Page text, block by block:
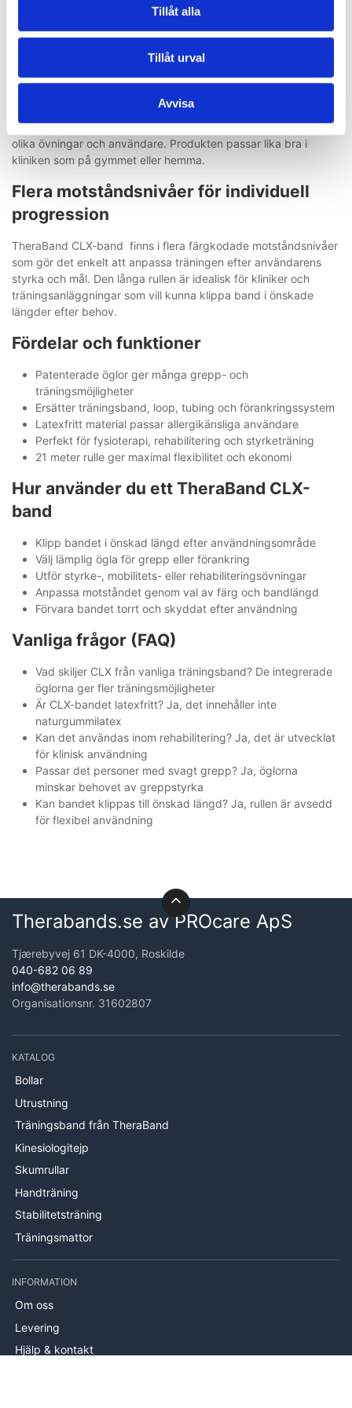
Tillåt alla
Tillåt urval
Avvisa
Mångsidigt träningsredskap för hela
höfter och ben. De många öglorna möjliggör flera
greppositioner och gör det enkelt att anpassa motståndet till
olika övningar och användare. Produkten passar lika bra i
kliniken som på gymmet eller hemma.
Flera motståndsnivåer för individuell
progression
TheraBand CLX-band finns i flera färgkodade motståndsnivåer
som gör det enkelt att anpassa träningen efter användarens
styrka och mål. Den långa rullen är idealisk för kliniker och
träningsanläggningar som vill kunna klippa band i önskade
längder efter behov.
Fördelar och funktioner
Patenterade öglor ger många grepp- och
träningsmöjligheter
Ersätter träningsband, loop, tubing och förankringssystem
Latexfritt material passar allergikänsliga användare
Perfekt för fysioterapi, rehabilitering och styrketräning
21 meter rulle ger maximal flexibilitet och ekonomi
Hur använder du ett TheraBand CLX-
band
Klipp bandet i önskad längd efter användningsområde
Välj lämplig ögla för grepp eller förankring
Utför styrke-, mobilitets- eller rehabiliteringsövningar
Anpassa motståndet genom val av färg och bandlängd
Förvara bandet torrt och skyddat efter användning
Vanliga frågor (FAQ)
Vad skiljer CLX från vanliga träningsband? De integrerade
öglorna ger fler träningsmöjligheter
Är CLX-bandet latexfritt? Ja, det innehåller inte
naturgummilatex
Kan det användas inom rehabilitering? Ja, det är utvecklat
för klinisk användning
Passar det personer med svagt grepp? Ja, öglorna
minskar behovet av greppstyrka
Kan bandet klippas till önskad längd? Ja, rullen är avsedd
för flexibel användning
Therabands.se av PROcare ApS
Tjærebyvej 61 DK-4000, Roskilde
040-682 06 89
info@therabands.se
Organisationsnr. 31602807
KATALOG
Bollar
Utrustning
Träningsband från TheraBand
Kinesiologitejp
Skumrullar
Handträning
Stabilitetsträning
Träningsmattor
INFORMATION
Om oss
Levering
Hjälp & kontakt